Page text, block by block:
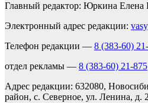
Главный редактор: Юркина Елена
Электронный адрес редакции:
Телефон редакции — 8 (383-60)
отдел рекламы — 8 (383-60) 21-875
Адрес редакции: 632080,
район, с. Северное, ул. Ленина, д.